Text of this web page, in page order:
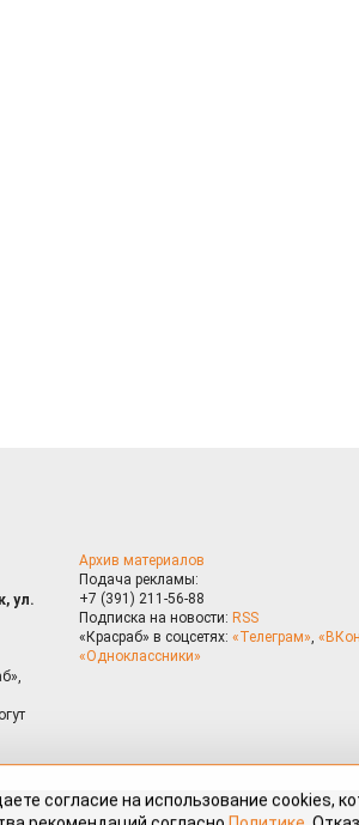
ул.
Архив материалов
Подача рекламы:
+7 (391) 211-56-88
Подписка на новости: RSS
«Красраб» в соцсетях: «Телеграм»,
«Одноклассники»
согласие на использование cookies,
рекомендаций согласноПолитике.
можно через настройки Вашего браузера.